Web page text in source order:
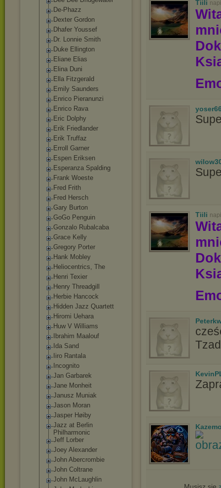
De-Phazz
Dexter Gordon
Dhafer Youssef
Dr. Lonnie Smith
Duke Ellington
Eliane Elias
Elina Duni
Ella Fitzgerald
Emily Saunders
Enrico Pieranunzi
Enrico Rava
Eric Dolphy
Erik Friedlander
Erik Truffaz
Erroll Garner
Espen Eriksen
Esperanza Spalding
Frank Woeste
Fred Frith
Fred Hersch
Gary Burton
GoGo Penguin
Gonzalo Rubalcaba
Grace Kelly
Gregory Porter
Hank Mobley
Heliocentrics, The
Henri Texier
Henry Threadgill
Herbie Hancock
Hidden Jazz Quartett
Hiromi Uehara
Huw V Williams
Ibrahim Maalouf
Ida Sand
Iiro Rantala
Incognito
Jan Garbarek
Jane Monheit
Janusz Muniak
Jason Moran
Jasper Høiby
Jazz at Berlin
Philharmonic
Jeff Lorber
Joey Alexander
John Abercrombie
John Coltrane
John McLaughlin
Tiili
Tiili